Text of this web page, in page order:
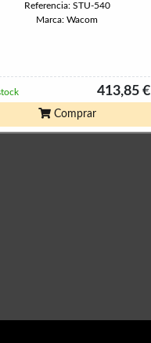
Referencia: STU-540
Marca: Wacom
413,85 €
Comprar